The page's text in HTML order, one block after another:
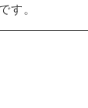
す。